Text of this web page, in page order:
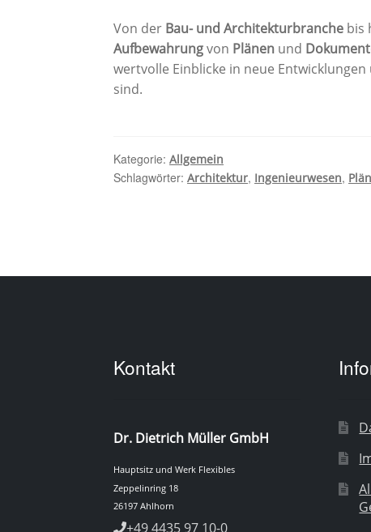
Von der Bau- und Architekturbranche bis
Aufbewahrungvon Plänen und
wertvolle Einblicke in neue
sind.
Kategorie:Allgemein
Schlagwörter:Architektur, Ingenieurwesen,
Kontakt
Dr. Dietrich Müller GmbH
Hauptsitz und Werk Flexibles
Zeppelinring 18
26197 Ahlhorn
+49 4435 97 10-0